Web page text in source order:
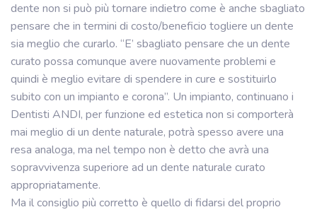
dente non si può più tornare indietro come è anche sbagliato
pensare che in termini di costo/beneficio togliere un dente
sia meglio che curarlo. “E’ sbagliato pensare che un dente
curato possa comunque avere nuovamente problemi e
quindi è meglio evitare di spendere in cure e sostituirlo
subito con un impianto e corona”. Un impianto, continuano i
Dentisti ANDI, per funzione ed estetica non si comporterà
mai meglio di un dente naturale, potrà spesso avere una
resa analoga, ma nel tempo non è detto che avrà una
sopravvivenza superiore ad un dente naturale curato
appropriatamente.
Ma il consiglio più corretto è quello di fidarsi del proprio